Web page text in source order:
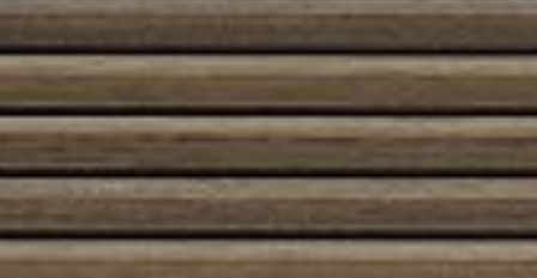
Austroflamm 120×45 S
5680,00€